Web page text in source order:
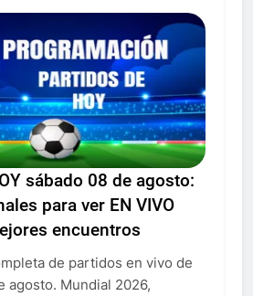
sábado 08 de agosto:
para ver EN VIVO
encuentros
de partidos en vivo de
agosto. Mundial 2026,